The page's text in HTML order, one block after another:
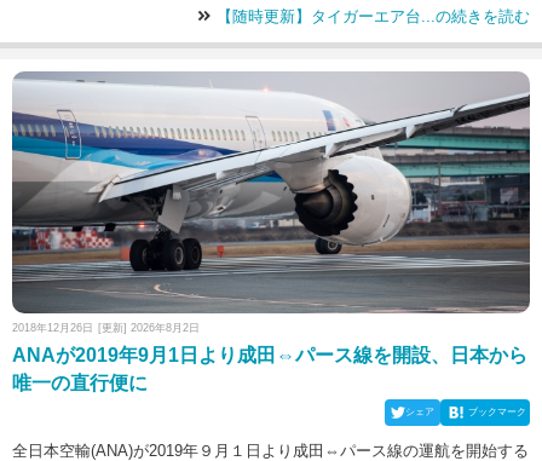
【随時更新】タイガーエア台...の続きを読む
2018年12月26日 [更新] 2026年8月2日
ANAが2019年9月1日より成田⇔パース線を開設、日本から
唯一の直行便に
シェア ブックマーク
全日本空輸(ANA)が2019年９月１日より成田⇔パース線の運航を開始する